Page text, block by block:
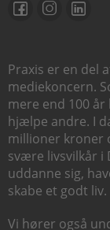
Praxis er en del
mediekoncern.
mere end 100
hjælpe andre. I
millioner kroner
svære livsvilkår i
uddanne sig,
skabe et godt liv.
Vi hører også